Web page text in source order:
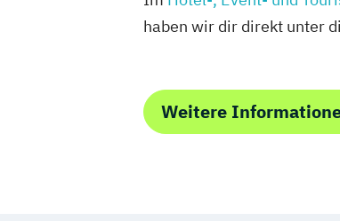
haben wir dir direkt unter
Weitere